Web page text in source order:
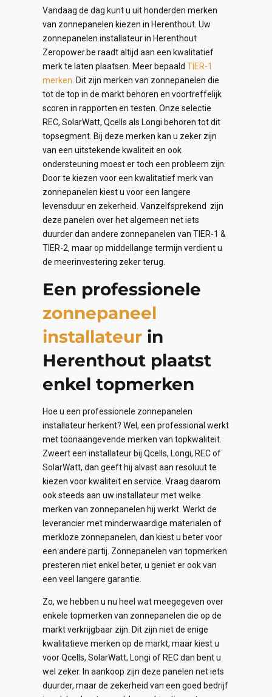
Vandaag de dag kunt u uit honderden merken
van zonnepanelen kiezen in Herenthout. Uw
zonnepanelen installateur in Herenthout
Zeropower.be raadt altijd aan een kwalitatief
merk te laten plaatsen. Meer bepaald TIER-1
merken . Dit zijn merken van zonnepanelen die
tot de top in de markt behoren en voortreffelijk
scoren in rapporten en testen. Onze selectie
REC, SolarWatt, Qcells als Longi behoren tot dit
topsegment. Bij deze merken kan u zeker zijn
van een uitstekende kwaliteit en ook
ondersteuning moest er toch een probleem zijn.
Door te kiezen voor een kwalitatief merk van
zonnepanelen kiest u voor een langere
levensduur en zekerheid. Vanzelfsprekend zijn
deze panelen over het algemeen net iets
duurder dan andere zonnepanelen van TIER-1 &
TIER-2, maar op middellange termijn verdient u
de meerinvestering zeker terug.
Een professionele
zonnepaneel
installateur in
Herenthout plaatst
enkel topmerken
Hoe u een professionele zonnepanelen
installateur herkent? Wel, een professional werkt
met toonaangevende merken van topkwaliteit.
Zweert een installateur bij Qcells, Longi, REC of
SolarWatt, dan geeft hij alvast aan resoluut te
kiezen voor kwaliteit en service. Vraag daarom
ook steeds aan uw installateur met welke
merken van zonnepanelen hij werkt. Werkt de
leverancier met minderwaardige materialen of
merkloze zonnepanelen, dan kiest u beter voor
een andere partij. Zonnepanelen van topmerken
presteren niet enkel beter, u geniet er ook van
een veel langere garantie.
Zo, we hebben u nu heel wat meegegeven over
enkele topmerken van zonnepanelen die op de
markt verkrijgbaar zijn. Dit zijn niet de enige
kwalitatieve merken op de markt, maar kiest u
voor Qcells, SolarWatt, Longi of REC dan bent u
wel zeker. In aankoop zijn deze panelen net iets
duurder, maar de zekerheid van een goed bedrijf